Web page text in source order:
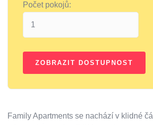
Počet pokojů:
Family Apartments se nachází v klidné